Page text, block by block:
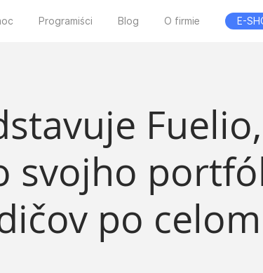
Programiści Blog O firmie E-
svojho
po